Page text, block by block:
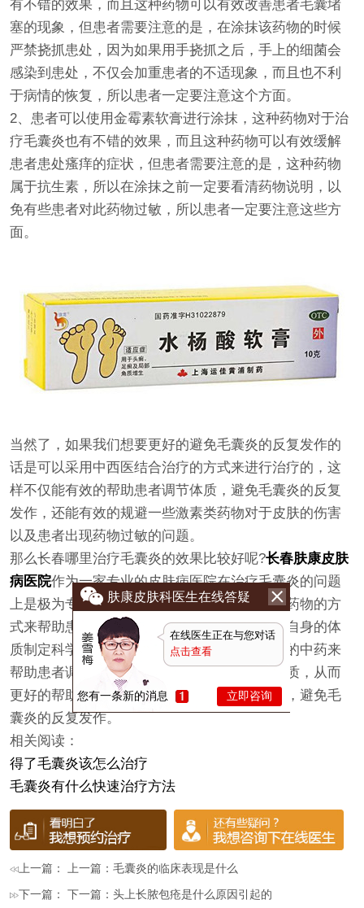
有不错的效果，而且这种药物可以有效改善患者毛囊堵
塞的现象，但患者需要注意的是，在涂抹该药物的时候
严禁挠抓患处，因为如果用手挠抓之后，手上的细菌会
感染到患处，不仅会加重患者的不适现象，而且也不利
于病情的恢复，所以患者一定要注意这个方面。
2、患者可以使用金霉素软膏进行涂抹，这种药物对于治
疗毛囊炎也有不错的效果，而且这种药物可以有效缓解
患者患处瘙痒的症状，但患者需要注意的是，这种药物
属于抗生素，所以在涂抹之前一定要看清药物说明，以
免有些患者对此药物过敏，所以患者一定要注意这些方
面。
当然了，如果我们想要更好的避免毛囊炎的反复发作的
话是可以采用中西医结合治疗的方式来进行治疗的，这
样不仅能有效的帮助患者调节体质，避免毛囊炎的反复
发作，还能有效的规避一些激素类药物对于皮肤的伤害
以及患者出现药物过敏的问题。
那么长春哪里治疗毛囊炎的效果比较好呢?长春肤康皮肤
病医院作为一家专业的皮肤病医院在治疗毛囊炎的问题
上是极为专业的，不仅会通过给患者使用外用药物的方
式来帮助患者治疗毛囊炎，而且也会根据患者自身的体
质制定科学合理的治疗计划，为患者调配合适的中药来
帮助患者调节自身的体质，改善患者燥热的体质，从而
更好的帮助患者治疗毛囊炎，帮助过患者断根，避免毛
囊炎的反复发作。
相关阅读：
得了毛囊炎该怎么治疗
毛囊炎有什么快速治疗方法
上一篇： 上一篇：毛囊炎的临床表现是什么
下一篇： 下一篇：头上长脓包疮是什么原因引起的
肤康皮肤科医生在线答疑
在线医生正在与您对话
点击查看
您有一条新的消息 立即咨询